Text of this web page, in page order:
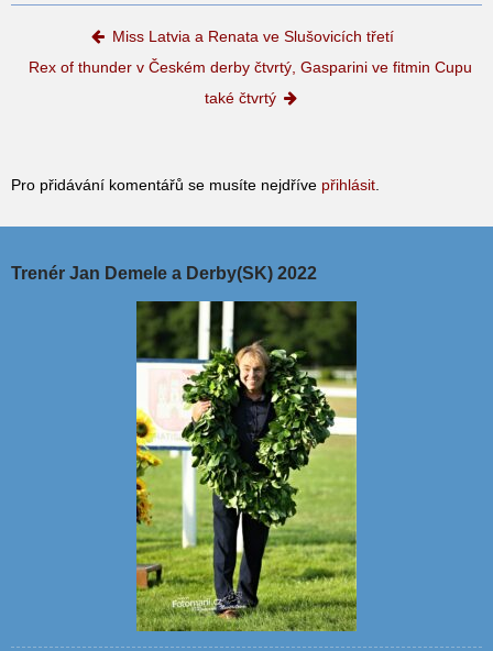
Post navigation
Miss Latvia a Renata ve Slušovicích třetí
Rex of thunder v Českém derby čtvrtý, Gasparini ve fitmin Cupu
také čtvrtý
Pro přidávání komentářů se musíte nejdříve přihlásit
Trenér Jan Demele a Derby(SK) 2022